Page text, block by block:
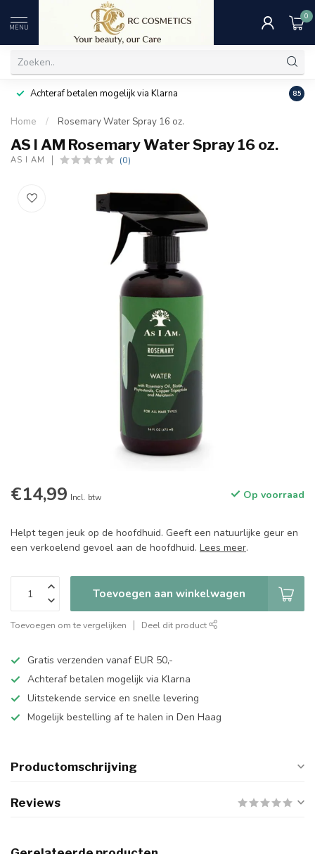
MENU
0
Achteraf betalen mogelijk via Klarna 8.5
Home / Rosemary Water Spray 16 oz.
AS I AM Rosemary Water Spray 16 oz.
AS I AM (0)
€14,99 Incl. btw Op voorraad
Helpt tegen jeuk op de hoofdhuid. Geeft een natuurlijke geur en
een verkoelend gevoel aan de hoofdhuid. Lees meer.
Toevoegen aan winkelwagen
Toevoegen om te vergelijken Deel dit product
Gratis verzenden vanaf EUR 50,-
Achteraf betalen mogelijk via Klarna
Uitstekende service en snelle levering
Mogelijk bestelling af te halen in Den Haag
Productomschrijving
Reviews